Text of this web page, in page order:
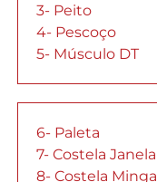
3- Peito
4- Pescoço
5- Músculo DT
6- Paleta
7- Costela Janela
8- Costela Minga